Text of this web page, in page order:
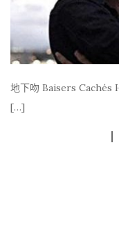
地下吻 Baisers Cachés
[…]